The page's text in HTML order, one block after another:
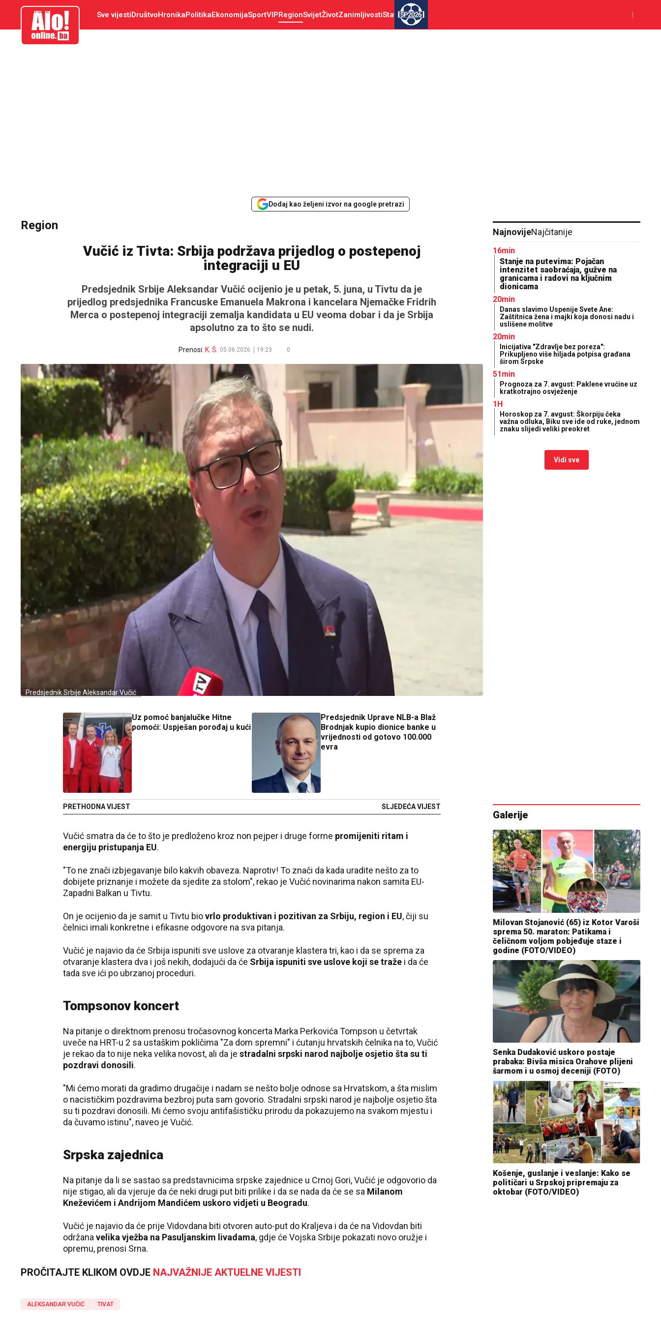
aloonline.ba Sve vijestiDruštvoHronikaPolitikaEkonomijaSportVIPRegionSvijetŽivotZanimljivostiStav SP2026
Dodaj kao željeni izvor na google pretrazi
Region
Vučić iz Tivta: Srbija podržava prijedlog o postepenoj
integraciji u EU
Predsjednik Srbije Aleksandar Vučić ocijenio je u petak, 5. juna, u Tivtu da je
prijedlog predsjednika Francuske Emanuela Makrona i kancelara Njemačke Fridrih
Merca o postepenoj integraciji zemalja kandidata u EU veoma dobar i da je Srbija
apsolutno za to što se nudi.
Prenosi: K. Š. 05.06.2026. 19:23 0
Predsjednik Srbije Aleksandar Vučić
Uz pomoć banjalučke Hitne
pomoći: Uspješan porođaj u kući
PRETHODNA VIJEST
Predsjednik Uprave NLB-a Blaž
Brodnjak kupio dionice banke u
vrijednosti od gotovo 100.000
evra
SLJEDEĆA VIJEST
Vučić smatra da će to što je predloženo kroz non pejper i druge forme promijeniti ritam i
energiju pristupanja EU.
"To ne znači izbjegavanje bilo kakvih obaveza. Naprotiv! To znači da kada uradite nešto za to
dobijete priznanje i možete da sjedite za stolom", rekao je Vučić novinarima nakon samita EU-
Zapadni Balkan u Tivtu.
On je ocijenio da je samit u Tivtu biovrlo produktivan i pozitivan za Srbiju, region i EU, čiji su
čelnici imali konkretne i efikasne odgovore na sva pitanja.
Vučić je najavio da će Srbija ispuniti sve uslove za otvaranje klastera tri, kao i da se sprema za
otvaranje klastera dva i još nekih, dodajući da će Srbija ispuniti sve uslove koji se traže i da će
tada sve ići po ubrzanoj proceduri.
Tompsonov koncert
Na pitanje o direktnom prenosu tročasovnog koncerta Marka Perkovića Tompson u četvrtak
uveče na HRT-u 2 sa ustaškim pokličima "Za dom spremni" i ćutanju hrvatskih čelnika na to, Vučić
je rekao da to nije neka velika novost, ali da je stradalni srpski narod najbolje osjetio šta su ti
pozdravi donosili.
"Mi ćemo morati da gradimo drugačije i nadam se nešto bolje odnose sa Hrvatskom, a šta mislim
o nacističkim pozdravima bezbroj puta sam govorio. Stradalni srpski narod je najbolje osjetio šta
su ti pozdravi donosili. Mi ćemo svoju antifašističku prirodu da pokazujemo na svakom mjestu i
da čuvamo istinu", naveo je Vučić.
Srpska zajednica
Na pitanje da li se sastao sa predstavnicima srpske zajednice u Crnoj Gori, Vučić je odgovorio da
nije stigao, ali da vjeruje da će neki drugi put biti prilike i da se nada da će se sa Milanom
Kneževićem i Andrijom Mandićem uskoro vidjeti u Beogradu.
Vučić je najavio da će prije Vidovdana biti otvoren auto-put do Kraljeva i da će na Vidovdan biti
održana velika vježba na Pasuljanskim livadama, gdje će Vojska Srbije pokazati novo oružje i
opremu, prenosi Srna.
PROČITAJTE KLIKOM OVDJE NAJVAŽNIJE AKTUELNE VIJESTI
ALEKSANDAR VUČIĆ TIVAT
NajnovijeNajčitanije
16min
Stanje na putevima: Pojačan
intenzitet saobraćaja, gužve na
granicama i radovi na ključnim
dionicama
20min
Danas slavimo Uspenije Svete Ane:
Zaštitnica žena i majki koja donosi nadu i
uslišene molitve
20min
Inicijativa "Zdravlje bez poreza":
Prikupljeno više hiljada potpisa građana
širom Srpske
51min
Prognoza za 7. avgust: Paklene vrućine uz
kratkotrajno osvježenje
1H
Horoskop za 7. avgust: Škorpiju čeka
važna odluka, Biku sve ide od ruke, jednom
znaku slijedi veliki preokret
Vidi sve
Galerije
Milovan Stojanović (65) iz Kotor Varoši
sprema 50. maraton: Patikama i
čeličnom voljom pobjeđuje staze i
godine (FOTO/VIDEO)
Senka Dudaković uskoro postaje
prabaka: Bivša misica Orahove plijeni
šarmom i u osmoj deceniji (FOTO)
Košenje, guslanje i veslanje: Kako se
političari u Srpskoj pripremaju za
oktobar (FOTO/VIDEO)